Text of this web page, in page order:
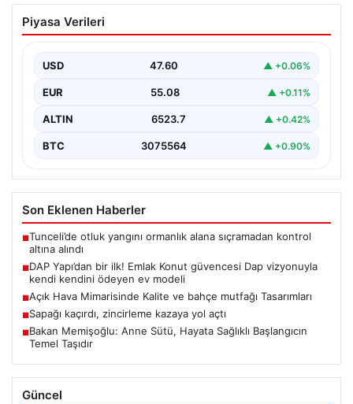
DAP Yapı’dan bir ilk! Emlak Konut
güvencesi Dap vizyonuyla kendi
Piyasa Verileri
USD 47.60 ▲ +0.06%
EUR 55.08 ▲ +0.11%
ALTIN 6523.7 ▲ +0.42%
BTC 3075564 ▲ +0.90%
Son Eklenen Haberler
■Tunceli’de otluk yangını ormanlık alana sıçramadan kontrol
altına alındı
■DAP Yapı’dan bir ilk! Emlak Konut güvencesi Dap vizyonuyla
kendi kendini ödeyen ev modeli
■Açık Hava Mimarisinde Kalite ve bahçe mutfağı Tasarımları
■Sapağı kaçırdı, zincirleme kazaya yol açtı
■Bakan Memişoğlu: Anne Sütü, Hayata Sağlıklı Başlangıcın
Temel Taşıdır
Güncel